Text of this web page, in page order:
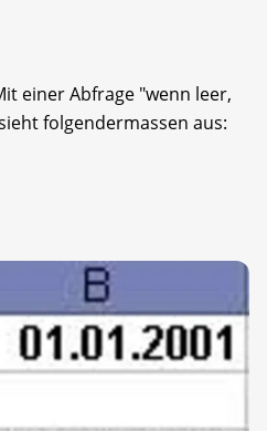
einer Abfrage "wenn leer,
folgendermassen aus: